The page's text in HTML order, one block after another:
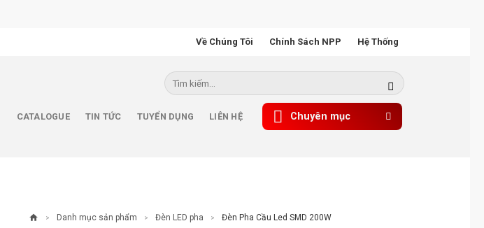
Về Chúng Tôi Chính Sách NPP Hệ Thống
CATALOGUE TIN TỨC TUYỂN DỤNG LIÊN HỆ Chuyên mục
Tìm
kiếm:
> Danh mục sản phẩm > Đèn LED pha > Đèn Pha Cầu Led SMD 200W